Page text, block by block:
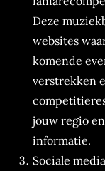
Deze
websites
komende
verstrekken
jouw regio
informatie.
Sociale